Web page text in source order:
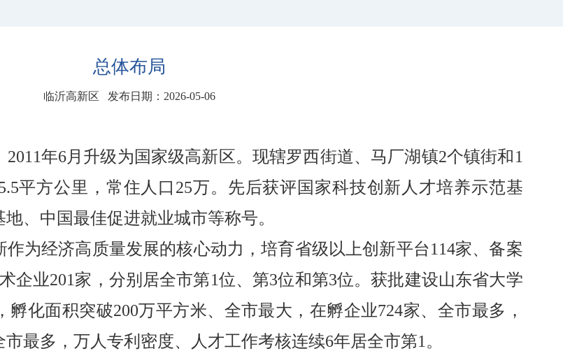
总体布局
临沂高新区 发布日期：2026-05-06
2011年6月升级为国家级高新区。现辖罗西街道、马厂湖镇2个镇街和1
平方公里，常住人口 25万。先后获评国家科技创新人才培养示范基
、中国最佳促进就业城市等称号。
作为经济高质量发展的核心动力，培育省级以上创新平台114家、备案
企业201家，分别居全市第1位、第3位和第3位。获批建设山东省大学
孵化面积突破200万平方米、全市最大，在孵企业724家、全市最多，
市最多，万人专利密度、人才工作考核连续6年居全市第1 。